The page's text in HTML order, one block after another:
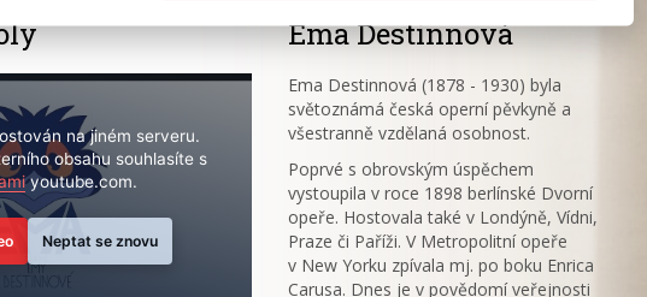
na jiném serveru.
obsahu souhlasíte s
youtube.com.
Neptat se znovu
Ema Destinnová
Ema Destinnová (1878 - 1930) byla
světoznámá česká operní pěvkyně a
všestranně vzdělaná osobnost.
Poprvé s obrovským úspěchem
vystoupila v roce 1898 berlínské Dvorní
opeře. Hostovala také v Londýně, Vídni,
Praze či Paříži. V Metropolitní opeře
v New Yorku zpívala mj. po boku Enrica
Carusa. Dnes je v povědomí veřejnosti